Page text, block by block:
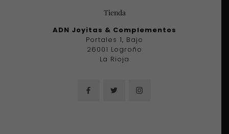
Tienda
ADN Joyitas & Complementos
Portales 1, Bajo
26001 Logroño
La Rioja